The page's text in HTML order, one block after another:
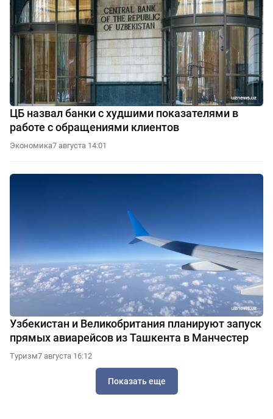
ЦБ назвал банки с худшими показателями в
работе с обращениями клиентов
Экономика7 августа 14:01
Узбекистан и Великобритания планируют запуск
прямых авиарейсов из Ташкента в Манчестер
Туризм7 августа 16:12
Показать еще